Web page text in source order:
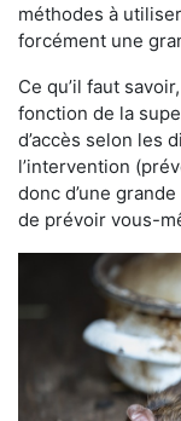
méthodes à
forcément une
Ce qu’il faut
fonction de la
d’accès selon les
l’intervention
donc d’une
de prévoir vous-